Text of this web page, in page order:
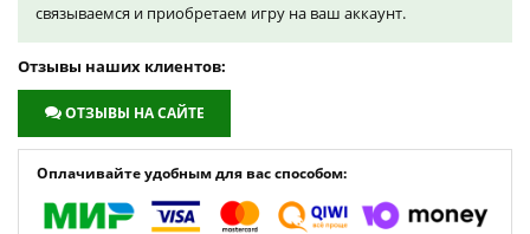
связываемся и приобретаем игру на ваш аккаунт.
Отзывы наших клиентов:
ОТЗЫВЫ НА САЙТЕ
Оплачивайте удобным для вас способом: